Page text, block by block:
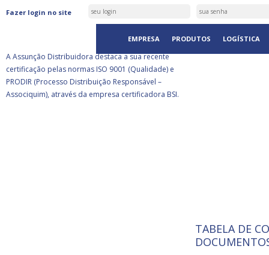
Fazer login no site
EMPRESA PRODUTOS LOGÍSTICA
ASSUNÇÃO DISTRIBUIDORA É
CERTIFICADA PELA BSI
A Assunção Distribuidora destaca a sua recente
certificação pelas normas ISO 9001 (Qualidade) e
PRODIR (Processo Distribuição Responsável –
Associquim), através da empresa certificadora BSI.
ISO 9001:
A
TABELA DE